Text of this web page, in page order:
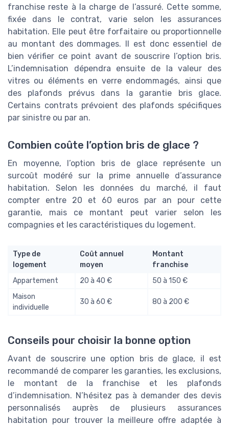
franchise reste à la charge de l’assuré. Cette somme,
fixée dans le contrat, varie selon les assurances
habitation. Elle peut être forfaitaire ou proportionnelle
au montant des dommages. Il est donc essentiel de
bien vérifier ce point avant de souscrire l’option bris.
L’indemnisation dépendra ensuite de la valeur des
vitres ou éléments en verre endommagés, ainsi que
des plafonds prévus dans la garantie bris glace.
Certains contrats prévoient des plafonds spécifiques
par sinistre ou par an.
Combien coûte l’option bris de glace ?
En moyenne, l’option bris de glace représente un
surcoût modéré sur la prime annuelle d’assurance
habitation. Selon les données du marché, il faut
compter entre 20 et 60 euros par an pour cette
garantie, mais ce montant peut varier selon les
compagnies et les caractéristiques du logement.
Type de
logement
Coût annuel
moyen
Montant
franchise
Appartement
20 à 40 €
50 à 150 €
Maison
individuelle
30 à 60 € 80 à 200 €
Conseils pour choisir la bonne option
Avant de souscrire une option bris de glace, il est
recommandé de comparer les garanties, les exclusions,
le montant de la franchise et les plafonds
d’indemnisation. N’hésitez pas à demander des devis
personnalisés auprès de plusieurs assurances
habitation pour trouver la meilleure offre adaptée à